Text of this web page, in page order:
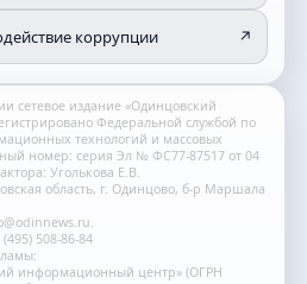
коррупции ↗
сетевое издание «Одинцовский
Федеральной службой по
технологий и массовых
номер: серия Эл № ФС77-87517 от 04
Уголькова Е.В.
область, г. Одинцово, б-р Маршала
508-86-84
информационный центр» (ОГРН